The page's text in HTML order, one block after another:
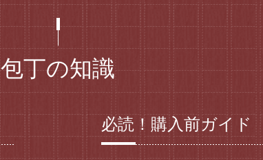
包丁の知識
必読！購入前ガイド